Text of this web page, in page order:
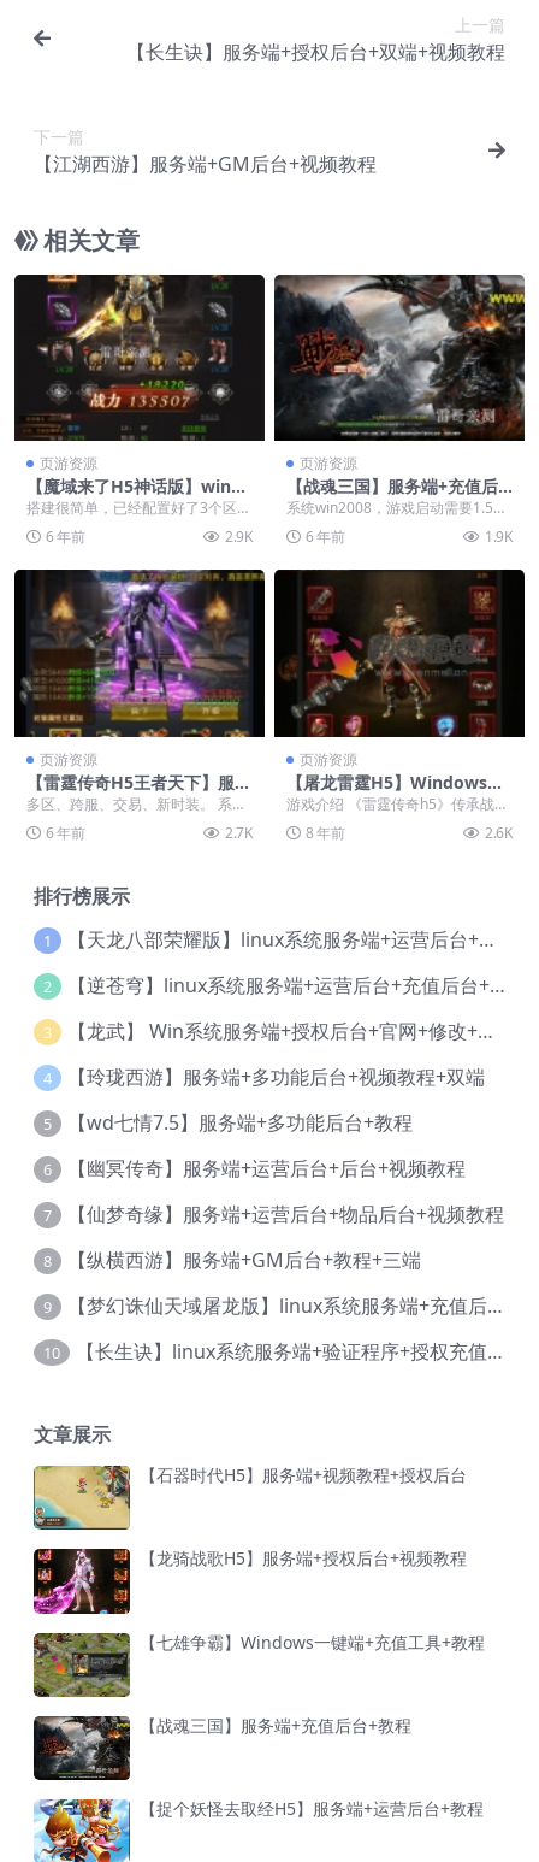
上一篇
【长生诀】服务端+授权后台+双端+视频教程
下一篇
【江湖西游】服务端+GM后台+视频教程
相关文章
页游资源
【魔域来了H5神话版】win系
统服务端+充值后台+多区+视
频教程
搭建很简单，已经配置好了3个区，
想开直接启动就行
6 年前 2.9K
页游资源
【战魂三国】服务端+充值后
台+教程
系统win2008，游戏启动需要1.5G
左右内存。
6 年前 1.9K
页游资源
【雷霆传奇H5王者天下】服务
端+多区+授权后台+教程
多区、跨服、交易、新时装。 系统
win2008。
6 年前 2.7K
页游资源
【屠龙雷霆H5】Windows一
键端+GM后台+教程
游戏介绍 《雷霆传奇h5》传承战法
道经典职业组合，自动打怪升级，
一刀9999，享...
8 年前 2.6K
排行榜展示
1 【天龙八部荣耀版】linux系统服务端+运营后台+授权后台+视频教程
2 【逆苍穹】linux系统服务端+运营后台+充值后台+物品后台+视频教程
3 【龙武】 Win系统服务端+授权后台+官网+修改+视频教程
4 【玲珑西游】服务端+多功能后台+视频教程+双端
5 【wd七情7.5】服务端+多功能后台+教程
6 【幽冥传奇】服务端+运营后台+后台+视频教程
7 【仙梦奇缘】服务端+运营后台+物品后台+视频教程
8 【纵横西游】服务端+GM后台+教程+三端
9 【梦幻诛仙天域屠龙版】linux系统服务端+充值后台+本地验证+详细视频教程
10 【长生诀】linux系统服务端+验证程序+授权充值后台+安卓简体客户端+视频教程
文章展示
【石器时代H5】服务端+视频教程+授权后台
【龙骑战歌H5】服务端+授权后台+视频教程
【七雄争霸】Windows一键端+充值工具+教程
【战魂三国】服务端+充值后台+教程
【捉个妖怪去取经H5】服务端+运营后台+教程